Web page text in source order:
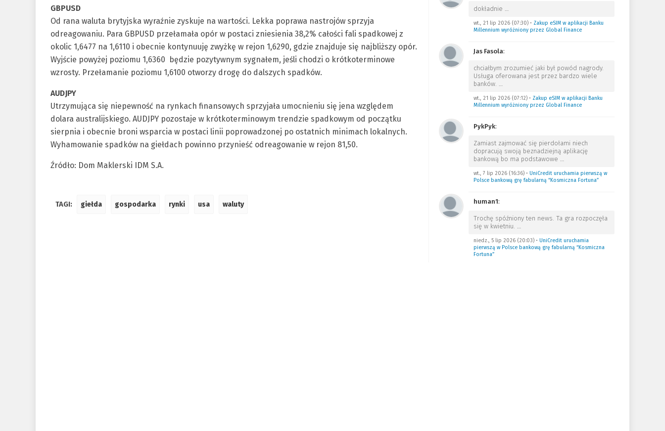
GBPUSD
Od rana waluta brytyjska wyraźnie zyskuje na wartości. Lekka poprawa nastrojów sprzyja
odreagowaniu. Para GBPUSD przełamała opór w postaci zniesienia 38,2% całości fali spadkowej z
okolic 1,6477 na 1,6110 i obecnie kontynuuję zwyżkę w rejon 1,6290, gdzie znajduje się najbliższy opór.
Wyjście powyżej poziomu 1,6360 będzie pozytywnym sygnałem, jeśli chodzi o krótkoterminowe
wzrosty. Przełamanie poziomu 1,6100 otworzy drogę do dalszych spadków.
AUDJPY
Utrzymująca się niepewność na rynkach finansowych sprzyjała umocnieniu się jena względem
dolara australijskiego. AUDJPY pozostaje w krótkoterminowym trendzie spadkowym od początku
sierpnia i obecnie broni wsparcia w postaci linii poprowadzonej po ostatnich minimach lokalnych.
Wyhamowanie spadków na giełdach powinno przynieść odreagowanie w rejon 81,50.
Źródło: Dom Maklerski IDM S.A.
TAGI: giełda gospodarka rynki usa waluty
dokładnie …
wt., 21 lip 2026 (07:30)• Zakup eSIM w aplikacji Banku
Millennium wyróżniony przez Global Finance
Jas Fasola:
chciałbym zrozumieć jaki był powód nagrody.
Usługa oferowana jest przez bardzo wiele
banków. …
wt., 21 lip 2026 (07:12)• Zakup eSIM w aplikacji Banku
Millennium wyróżniony przez Global Finance
PykPyk:
Zamiast zajmować się pierdołami niech
dopracują swoją beznadziejną aplikację
bankową bo ma podstawowe …
wt., 7 lip 2026 (16:36)• UniCredit uruchamia pierwszą w
Polsce bankową grę fabularną “Kosmiczna Fortuna”
human1:
Trochę spóźniony ten news. Ta gra rozpoczęła
się w kwietniu. …
niedz., 5 lip 2026 (20:03)• UniCredit uruchamia
pierwszą w Polsce bankową grę fabularną “Kosmiczna
Fortuna”